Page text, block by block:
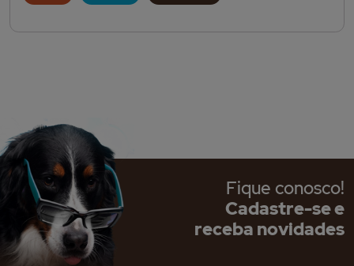
Fique conosco!
Cadastre-se e
receba novidades